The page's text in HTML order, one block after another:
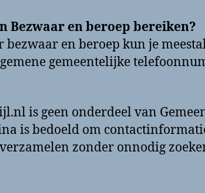
Bezwaar en beroep bereiken?
bezwaar en beroep kun je
gemeentelijke
is geen onderdeel van
is bedoeld om
zonder onnodig